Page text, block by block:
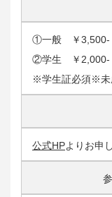
①一般 ￥3,500- (
②学生 ￥2,000-
※学生証必須※未
公式HPよりお申